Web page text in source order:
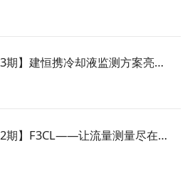
【563期】建恒携冷却液监测方案亮相DIDC2025，共启“AI算力+”行动
【562期】F3CL——让流量测量尽在掌握